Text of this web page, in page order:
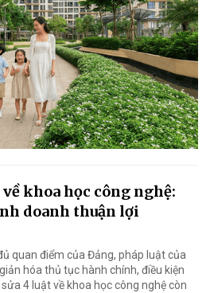
khoa học công nghệ:
doanh thuận lợi
quan điểm của Đảng, pháp luật của
hóa thủ tục hành chính, điều kiện
4 luật về khoa học công nghệ còn